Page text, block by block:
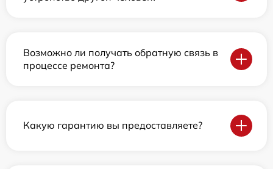
Возможно ли получать обратную связь в
процессе ремонта?
Какую гарантию вы предоставляете?